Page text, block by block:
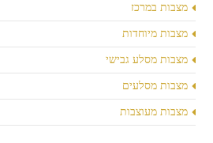
מצבות במרכז
מצבות מיוחדות
מצבות מסלע גבישי
מצבות מסלעים
מצבות מעוצבות